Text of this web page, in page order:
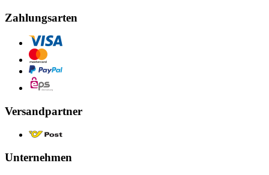
Zahlungsarten
Versandpartner
Unternehmen